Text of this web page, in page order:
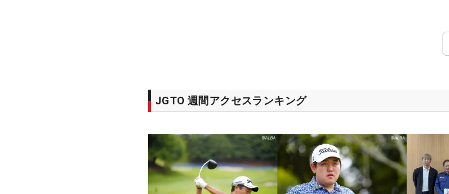
JGTO 週間アクセスランキング